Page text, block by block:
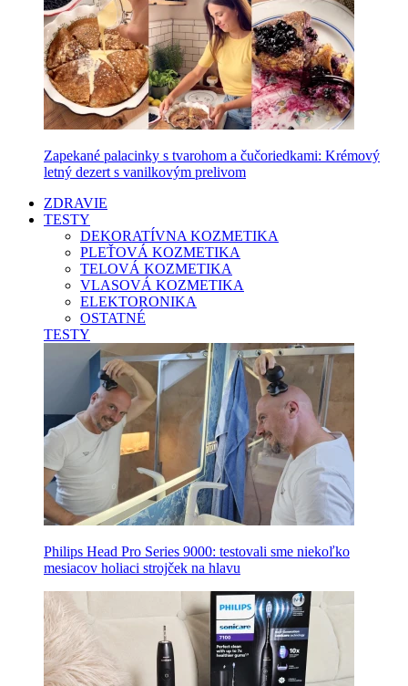
Zapekané palacinky s tvarohom a čučoriedkami: Krémový
letný dezert s vanilkovým prelivom
ZDRAVIE
TESTY
DEKORATÍVNA KOZMETIKA
PLEŤOVÁ KOZMETIKA
TELOVÁ KOZMETIKA
VLASOVÁ KOZMETIKA
ELEKTORONIKA
OSTATNÉ
TESTY
Philips Head Pro Series 9000: testovali sme niekoľko
mesiacov holiaci strojček na hlavu